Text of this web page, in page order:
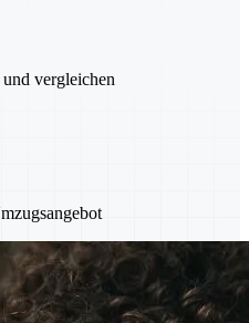
vergleichen